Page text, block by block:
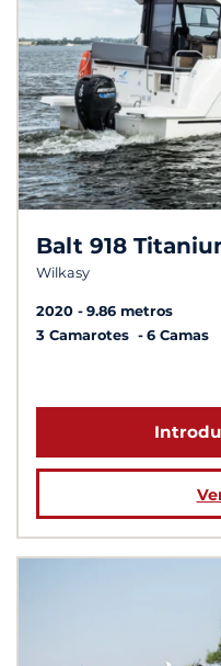
Balt 918
Wilkasy
2020
9.86 metros
3 Camarotes
6 Camas